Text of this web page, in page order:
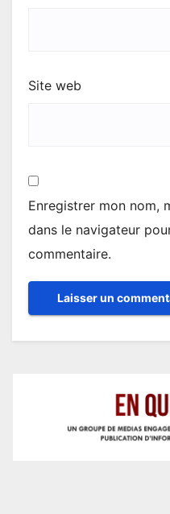
Site web
Enregistrer mon nom,
dans le navigateur
commentaire.